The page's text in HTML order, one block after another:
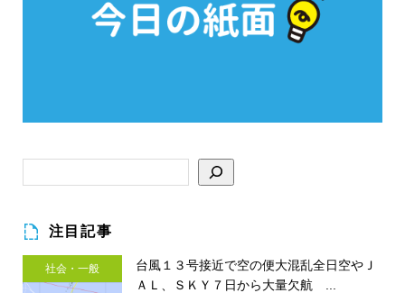
注目記事
社会・一般
台風１３号接近で空の便大混乱全日空やＪ
ＡＬ、ＳＫＹ７日から大量欠航 ...